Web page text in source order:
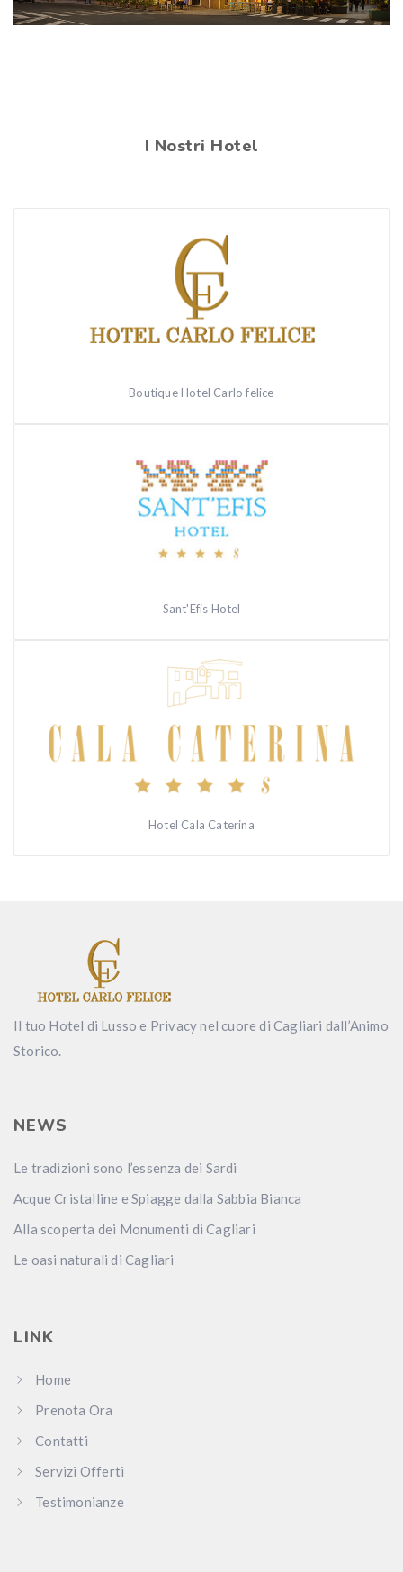
I Nostri Hotel
Boutique Hotel Carlo felice
Sant'Efis Hotel
Hotel Cala Caterina
Il tuo Hotel di Lusso e Privacy nel cuore di Cagliari dall’Animo
Storico.
NEWS
Le tradizioni sono l’essenza dei Sardi
Acque Cristalline e Spiagge dalla Sabbia Bianca
Alla scoperta dei Monumenti di Cagliari
Le oasi naturali di Cagliari
LINK
Home
Prenota Ora
Contatti
Servizi Offerti
Testimonianze